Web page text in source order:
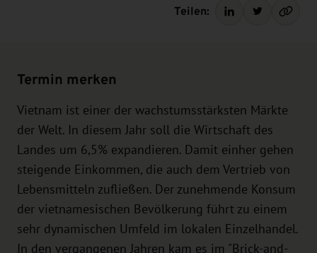
Teilen:
Termin merken
Vietnam ist einer der wachstumsstärksten Märkte
der Welt. In diesem Jahr soll die Wirtschaft des
Landes um 6,5% expandieren. Damit einher gehen
steigende Einkommen, die auch dem Vertrieb von
Lebensmitteln zufließen. Der zunehmende Konsum
der vietnamesischen Bevölkerung führt zu einem
sehr dynamischen Umfeld im lokalen Einzelhandel.
In den vergangenen Jahren kam es im "Brick-and-